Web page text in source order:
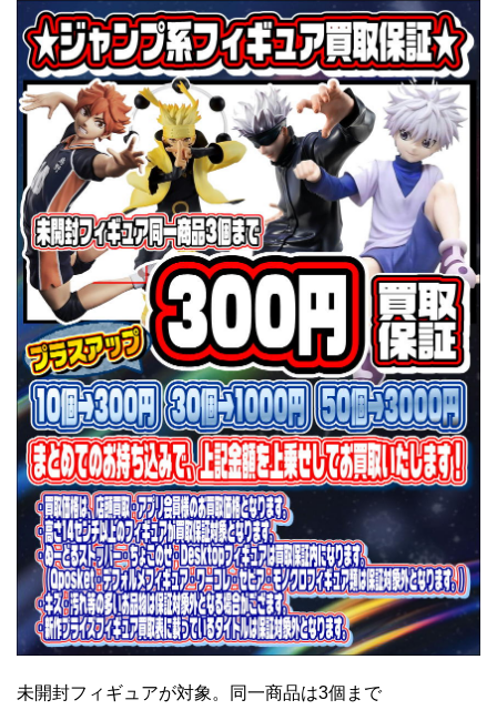
未開封フィギュアが対象。同一商品は3個まで